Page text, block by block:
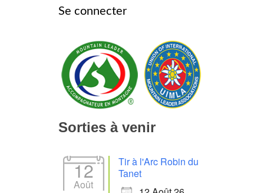
Se connecter
Sorties à venir
12
Août
Tir à l'Arc Robin du
Tanet